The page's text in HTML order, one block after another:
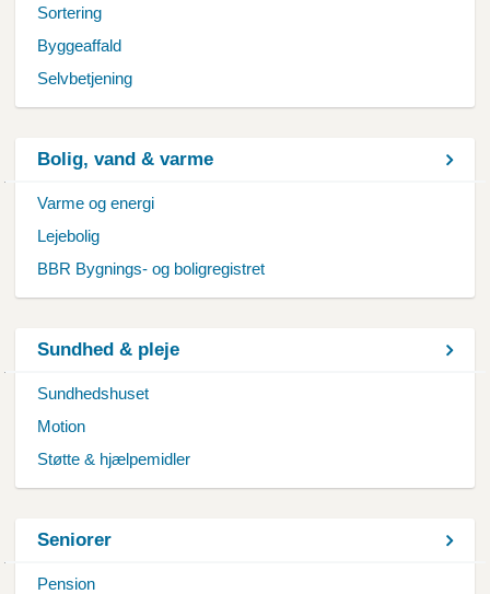
Sortering
Byggeaffald
Selvbetjening
Bolig, vand & varme
Varme og energi
Lejebolig
BBR Bygnings- og boligregistret
Sundhed & pleje
Sundhedshuset
Motion
Støtte & hjælpemidler
Seniorer
Pension